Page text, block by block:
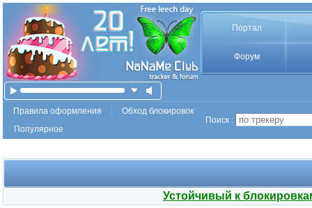
Портал
Форум
Правила оформления
Обход блокировок
Популярное
Поиск :
Устойчивый к